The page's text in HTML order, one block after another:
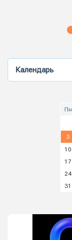
Календарь
Пн
3
10
17
24
31